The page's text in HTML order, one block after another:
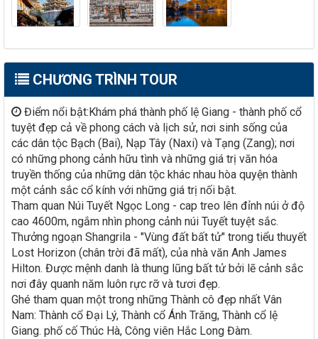
CHƯƠNG TRÌNH TOUR
Điểm nổi bật:Khám phá thành phố lệ Giang - thành phố cổ
tuyệt đẹp cả về phong cách và lịch sử, nơi sinh sống của
các dân tộc Bạch (Bai), Nạp Tây (Naxi) và Tạng (Zang); nơi
có những phong cảnh hữu tình và những giá trị văn hóa
truyền thống của những dân tộc khác nhau hòa quyện thành
một cảnh sắc cổ kính với những giá trị nối bật.
Tham quan Núi Tuyết Ngọc Long - cap treo lên đỉnh núi ở độ
cao 4600m, ngắm nhìn phong cảnh núi Tuyết tuyệt sắc.
Thưởng ngoạn Shangrila - "Vùng đất bất tử" trong tiểu thuyết
Lost Horizon (chân trời đã mất), của nhà văn Anh James
Hilton. Được mệnh danh là thung lũng bất tử bởi lẽ cảnh sắc
nơi đây quanh năm luôn rực rỡ và tươi đẹp.
Ghé tham quan một trong những Thành cô đẹp nhất Vân
Nam: Thành cổ Đại Lý, Thành cổ Ánh Trăng, Thành cổ lệ
Giang. phố cố Thúc Hà, Công viên Hắc Long Đàm.